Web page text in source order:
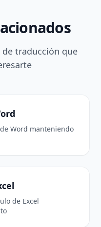
traducción que
Word manteniendo
de Excel